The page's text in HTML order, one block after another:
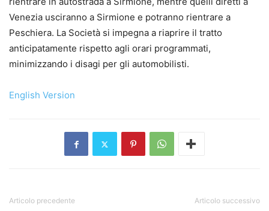
Venezia usciranno a Sirmione e potranno rientrare a
Peschiera. La Società si impegna a riaprire il tratto
anticipatamente rispetto agli orari programmati,
minimizzando i disagi per gli automobilisti.
English Version
Articolo precedente Articolo successivo